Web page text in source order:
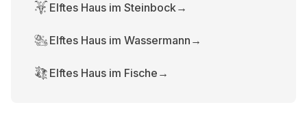
Elftes Haus im Steinbock→
Elftes Haus im Wassermann →
Elftes Haus im Fische →